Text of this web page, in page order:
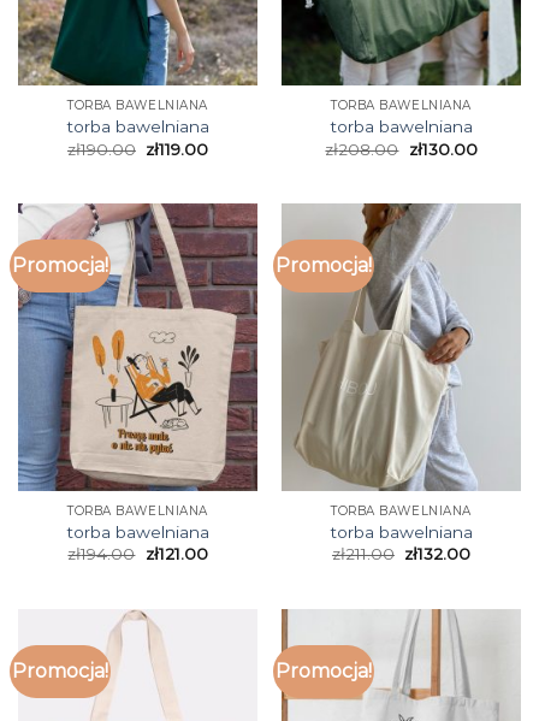
TORBA BAWELNIANA
torba bawelniana
zł190.00 zł119.00
TORBA BAWELNIANA
torba bawelniana
zł208.00 zł130.00
Promocja!
TORBA BAWELNIANA
torba bawelniana
zł194.00 zł121.00
Promocja!
TORBA BAWELNIANA
torba bawelniana
zł211.00 zł132.00
Promocja! Promocja!